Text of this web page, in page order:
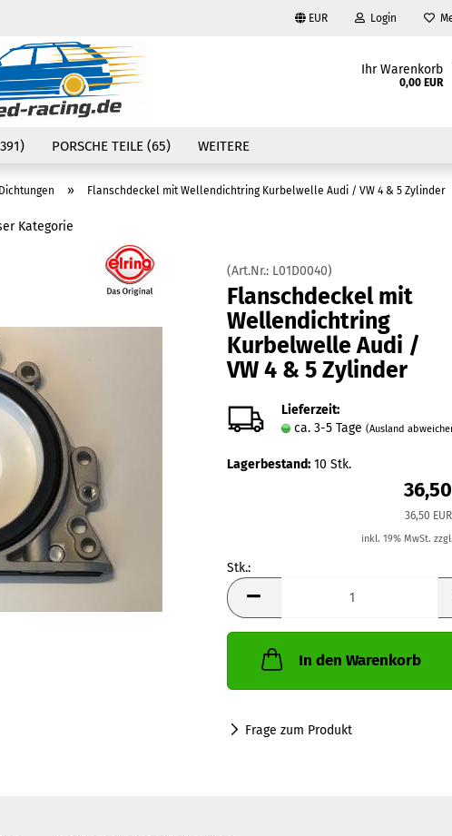
EUR
Währung auswählen
Login
Konto erstellen
Passwort vergessen?
Ihr Warenkorb
0,00 EUR
PORSCHE TEILE (65) WEITERE
Dichtungen » Flanschdeckel mit Wellendichtring Kurbelwelle Audi / VW 4 & 5 Zylinder
Kategorie
(Art.Nr.: L01D0040)
Flanschdeckel mit
Wellendichtring
Kurbelwelle Audi /
VW 4 & 5 Zylinder
Lieferzeit:
ca. 3-5 Tage (Ausland
Lagerbestand: 10 Stk.
36,50
inkl. 19% MwSt. zzgl.
Stk.:
Stk.
In den Warenkorb
Frage zum Produkt